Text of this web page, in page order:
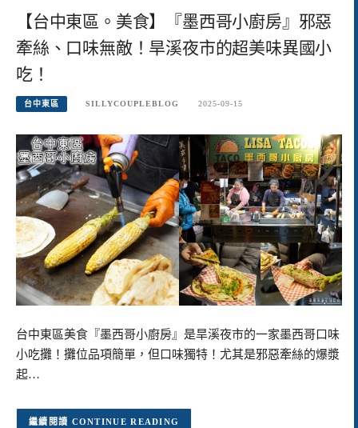
【台中東區。美食】『墨西哥小廚房』邪惡
牽絲、口味無敵！旱溪夜市的超美味異國小
吃！
台中東區 SILLYCOUPLEBLOG 2025-09-15
台中東區美食『墨西哥小廚房』是旱溪夜市的一家墨西哥口味
小吃攤！攤位品項簡單，但口味獨特！尤其是邪惡牽絲的爆漿
起…
CONTINUE READING